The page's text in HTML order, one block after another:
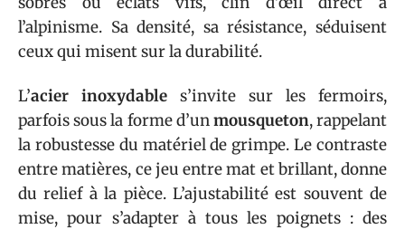
l’alpinisme. Sa densité, sa résistance, séduisent
ceux qui misent sur la durabilité.
L’acier inoxydable s’invite sur les fermoirs,
parfois sous la forme d’unmousqueton, rappelant
la robustesse du matériel de grimpe. Le contraste
entre matières, ce jeu entre mat et brillant, donne
du relief à la pièce. L’ajustabilité est souvent de
mise, pour s’adapter à tous les poignets : des